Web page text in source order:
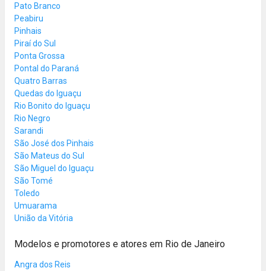
Pato Branco
Peabiru
Pinhais
Piraí do Sul
Ponta Grossa
Pontal do Paraná
Quatro Barras
Quedas do Iguaçu
Rio Bonito do Iguaçu
Rio Negro
Sarandi
São José dos Pinhais
São Mateus do Sul
São Miguel do Iguaçu
São Tomé
Toledo
Umuarama
União da Vitória
Modelos e promotores e atores em Rio de Janeiro
Angra dos Reis